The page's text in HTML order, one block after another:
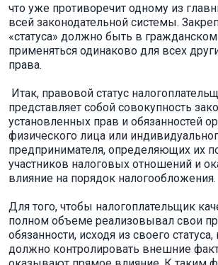
что уже противоречит одному из
всей законодательной системы.
«статуса» должно быть в
применяться одинаково для всех
права.
Итак, правовой статус
представляет собой совокупность
установленных прав и обязанностей
физического лица или
предпринимателя, определяющих их
участников налоговых отношений и
влияние на порядок налогообложения.
Для того, чтобы налогоплательщик
полном объеме реализовывал свои
обязанности, исходя из своего статуса,
должно контролировать внешние